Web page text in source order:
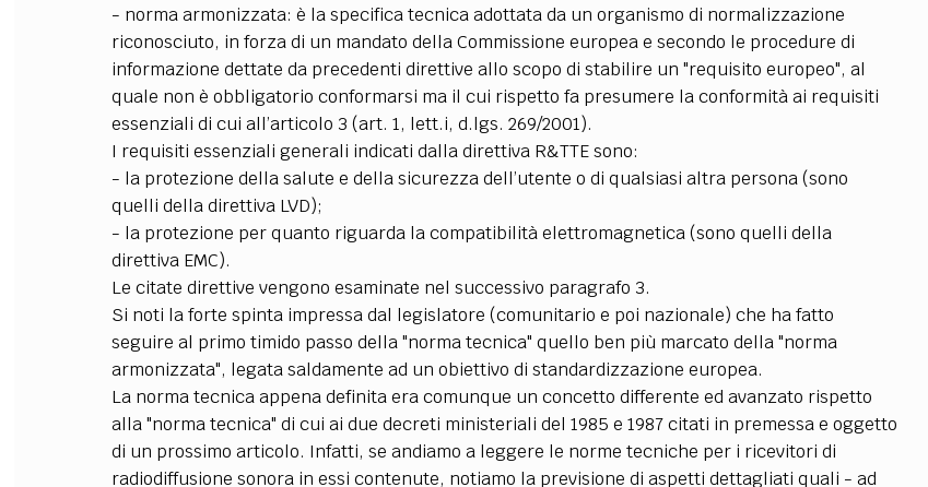
- norma armonizzata: è la specifica tecnica adottata da un organismo di normalizzazione
riconosciuto, in forza di un mandato della Commissione europea e secondo le procedure di
informazione dettate da precedenti direttive allo scopo di stabilire un "requisito europeo", al
quale non è obbligatorio conformarsi ma il cui rispetto fa presumere la conformità ai requisiti
essenziali di cui all’articolo 3 (art. 1, lett.i, d.lgs. 269/2001).
I requisiti essenziali generali indicati dalla direttiva R&TTE sono:
- la protezione della salute e della sicurezza dell’utente o di qualsiasi altra persona (sono
quelli della direttiva LVD);
- la protezione per quanto riguarda la compatibilità elettromagnetica (sono quelli della
direttiva EMC).
Le citate direttive vengono esaminate nel successivo paragrafo 3.
Si noti la forte spinta impressa dal legislatore (comunitario e poi nazionale) che ha fatto
seguire al primo timido passo della "norma tecnica" quello ben più marcato della "norma
armonizzata", legata saldamente ad un obiettivo di standardizzazione europea.
La norma tecnica appena definita era comunque un concetto differente ed avanzato rispetto
alla "norma tecnica" di cui ai due decreti ministeriali del 1985 e 1987 citati in premessa e oggetto
di un prossimo articolo. Infatti, se andiamo a leggere le norme tecniche per i ricevitori di
radiodiffusione sonora in essi contenute, notiamo la previsione di aspetti dettagliati quali - ad